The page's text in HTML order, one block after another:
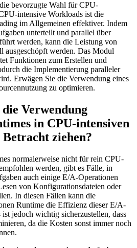
bevorzugte Wahl für CPU-
intensive Workloads ist die
im Allgemeinen effektiver. Indem
unterteilt und parallel über
werden, kann die Leistung von
ausgeschöpft werden. Das Modul
Funktionen zum Erstellen und
die Implementierung paralleler
Erwägen Sie die Verwendung eines
zu optimieren.
Verwendung
in CPU-intensiven
ziehen?
normalerweise nicht für rein CPU-
werden, gibt es Fälle, in
auch einige E/A-Operationen
von Konfigurationsdateien oder
In diesen Fällen kann die
Runtime die Effizienz dieser E/A-
jedoch wichtig sicherzustellen, dass
da die Kosten sonst immer noch